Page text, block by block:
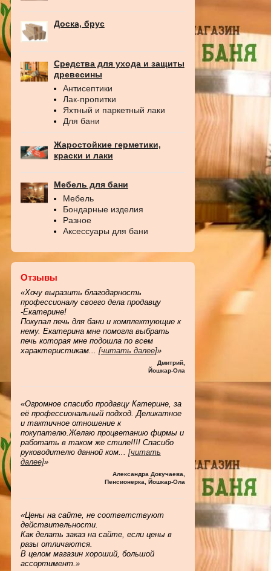
Доска, брус
Средства для ухода и защиты
древесины
Антисептики
Лак-пропитки
Яхтный и паркетный лаки
Для бани
Жаростойкие герметики,
краски и лаки
Мебель для бани
Мебель
Бондарные изделия
Разное
Аксессуары для бани
Отзывы
«Хочу выразить благодарность
профессионалу своего дела продавцу
-Екатерине!
Покупал печь для бани и комплектующие к
нему. Екатерина мне помогла выбрать
печь которая мне подошла по всем
характеристикам... [читать далее]»
Дмитрий,
Йошкар-Ола
«Огромное спасибо продавцу Катерине, за
её профессиональный подход. Деликатное
и тактичное отношение к
покупателю.Желаю процветанию фирмы и
работать в таком же стиле!!!! Спасибо
руководителю данной ком... [читать
далее]»
Александра Докучаева
Пенсионерка, Йошкар-Ола
«Цены на сайте, не соответствуют
действительности.
Как делать заказ на сайте, если цены в
разы отличаются.
В целом магазин хороший, большой
ассортимент.»